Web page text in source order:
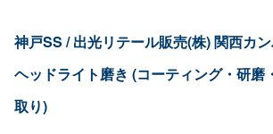
神戸SS / 出光リテール販売(株) 関西カ
ヘッドライト磨き (コーティング・研磨
取り)